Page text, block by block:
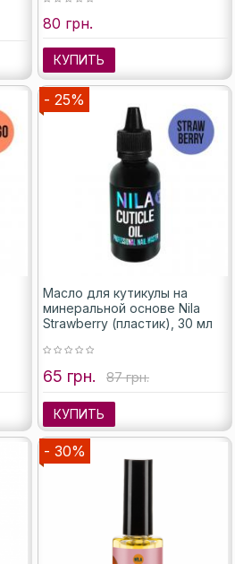
80 грн.
КУПИТЬ
- 25%
Масло для кутикулы на
минеральной основе Nila
Strawberry (пластик), 30 мл
65 грн. 87 грн.
КУПИТЬ
- 30%